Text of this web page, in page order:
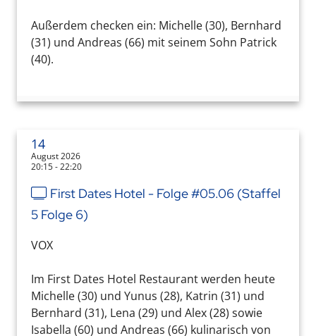
Außerdem checken ein: Michelle (30), Bernhard
(31) und Andreas (66) mit seinem Sohn Patrick
(40).
14
August 2026
20:15 - 22:20
First Dates Hotel - Folge #05.06 (Staffel
5 Folge 6)
VOX
Im First Dates Hotel Restaurant werden heute
Michelle (30) und Yunus (28), Katrin (31) und
Bernhard (31), Lena (29) und Alex (28) sowie
Isabella (60) und Andreas (66) kulinarisch von